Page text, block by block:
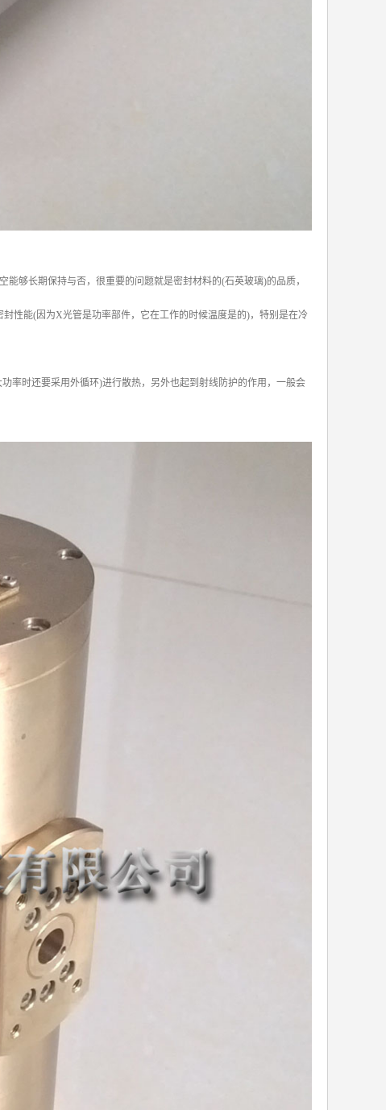
够长期保持与否，很重要的问题就是密封材料的(石英玻璃)的品质，
性能(因为X光管是功率部件，它在工作的时候温度是的)，特别是在冷
率时还要采用外循环)进行散热，另外也起到射线防护的作用，一般会